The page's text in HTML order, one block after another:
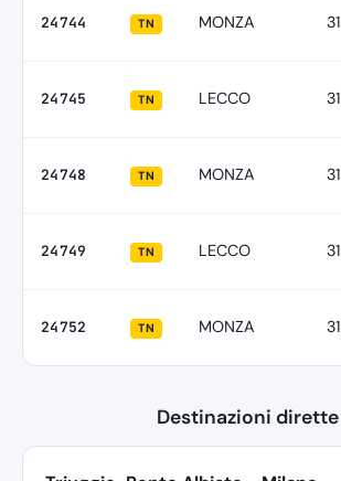
24744 TN MONZA 31
24745 TN LECCO 31
24748 TN MONZA 31
24749 TN LECCO 31
24752 TN MONZA 31
Destinazioni dirette